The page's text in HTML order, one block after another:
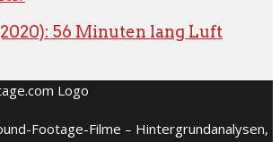
56 Minuten lang Luft
Footage-Filme – Hintergrundanalysen,